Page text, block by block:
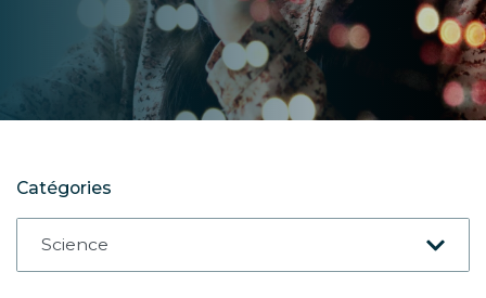
Catégories